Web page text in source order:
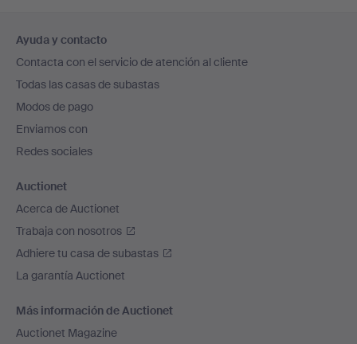
en
el
pie
de
página
Ayuda y contacto
Contacta con el servicio de atención al cliente
Todas las casas de subastas
Modos de pago
Enviamos con
Redes sociales
Auctionet
Acerca de Auctionet
Trabaja con nosotros
Adhiere tu casa de subastas
La garantía Auctionet
Más información de Auctionet
Auctionet Magazine